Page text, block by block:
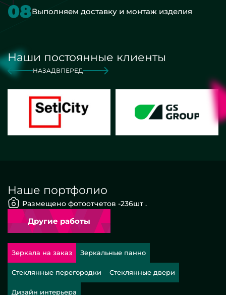
08Выполняем доставку и монтаж изделия
Наши постоянные клиенты
НАЗАДВПЕРЕД
Наше портфолио
Размещено фотоотчетов -236шт .
Другие работы
Зеркала на заказ Зеркальные панно
Стеклянные перегородки Стеклянные двери
Дизайн интерьера